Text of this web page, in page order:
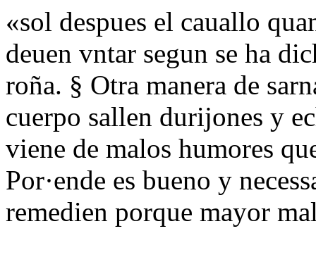
«sol despues el cauallo
deuen vntar segun se ha
roña. § Otra manera de
cuerpo sallen durijones y
viene de malos humores
Por·ende es bueno y
remedien porque mayor